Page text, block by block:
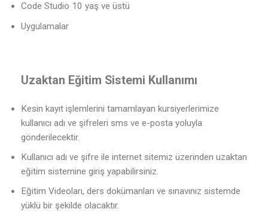
Code Studio 10 yaş ve üstü
Uygulamalar
Uzaktan Eğitim Sistemi Kullanımı
Kesin kayıt işlemlerini tamamlayan kursiyerlerimize
kullanıcı adı ve şifreleri sms ve e-posta yoluyla
gönderilecektir.
Kullanıcı adı ve şifre ile internet sitemiz üzerinden uzaktan
eğitim sistemine giriş yapabilirsiniz.
Eğitim Videoları, ders dokümanları ve sınavınız sistemde
yüklü bir şekilde olacaktır.